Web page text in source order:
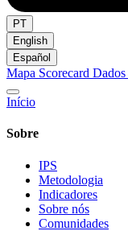
PT
English
Español
Mapa Scorecard Dados
Início
Sobre
IPS
Metodologia
Indicadores
Sobre nós
Comunidades